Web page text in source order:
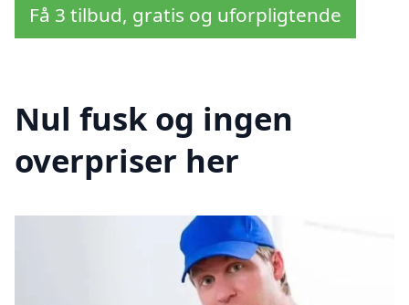
Få 3 tilbud, gratis og uforpligtende
Nul fusk og ingen
overpriser her